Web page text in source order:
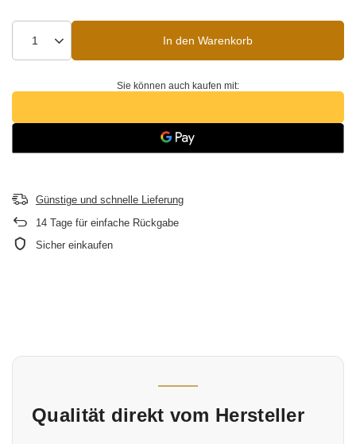
In den Warenkorb
Sie können auch kaufen mit:
Günstige und schnelle Lieferung
14 Tage für einfache Rückgabe
Sicher einkaufen
Qualität direkt vom Hersteller